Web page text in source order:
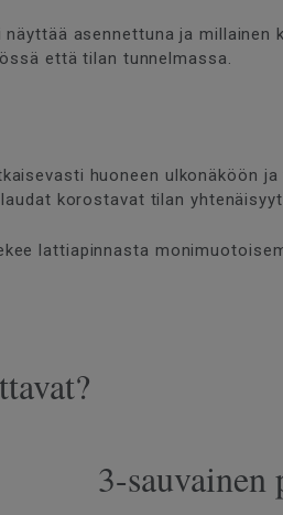
asennettuna ja millainen
että tilan tunnelmassa.
huoneen ulkonäköön ja
korostavat tilan
lattiapinnasta
3-sauvainen